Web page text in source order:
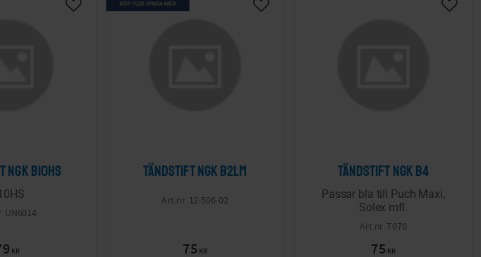
B10HS
UN6014
KR
Lägg till i önskelista
Tändstift NGK B2LM
12-506-02
75 KR
KÖP FLER SPARA MER
Lägg till i önskelista
Tändstift NGK B4
Passar bla till Puch Maxi,
Solex mfl.
T070
75 KR
Lägg